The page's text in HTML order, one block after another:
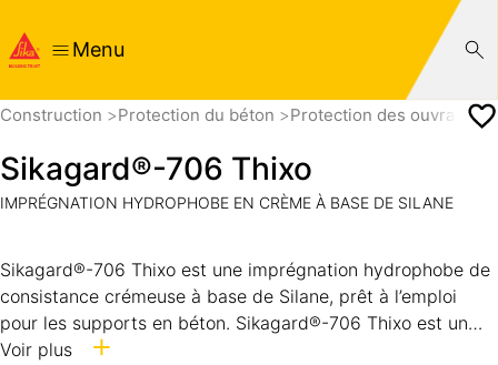
Menu
Construction Protection du béton Protection des ouvrages
Sikagard®-706 Thixo
IMPRÉGNATION HYDROPHOBE EN CRÈME À BASE DE SILANE
Sikagard®-706 Thixo est une imprégnation hydrophobe de
consistance crémeuse à base de Silane, prêt à l’emploi
pour les supports en béton. Sikagard®-706 Thixo est un
produit sans solvant avec un taux de matière active
Voir plus